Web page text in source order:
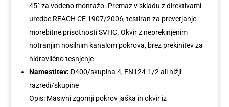
45° za vodeno montažo. Premaz v skladu z direktivami
uredbe REACH CE 1907/2006, testiran za preverjanje
morebitne prisotnosti SVHC. Okvir z neprekinjenim
notranjim nosilnim kanalom pokrova, brez prekinitev za
hidravlično tesnjenje
Namestitev: D400/skupina 4, EN124-1/2 ali nižji
razredi/skupine
Opis: Masivni zgornji pokrov jaška in okvir iz